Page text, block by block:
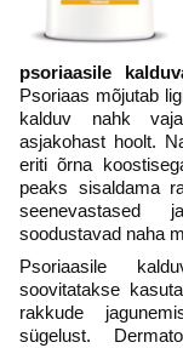
psoriaasile
Psoriaas mõjutab
kalduv nahk
asjakohast hoolt.
eriti õrna
peaks sisaldama
seenevastased
soodustavad naha
Psoriaasile
soovitatakse
rakkude
sügelust.